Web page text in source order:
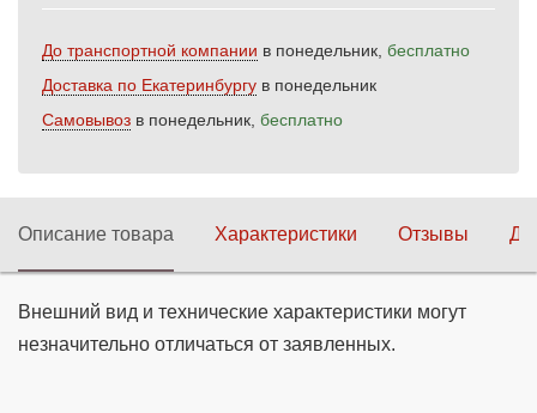
До транспортной компании в понедельник, бесплатно
Доставка по Екатеринбургу в понедельник
Самовывоз в понедельник, бесплатно
Описание товара Характеристики Отзывы
Внешний вид и технические характеристики могут
незначительно отличаться от заявленных.